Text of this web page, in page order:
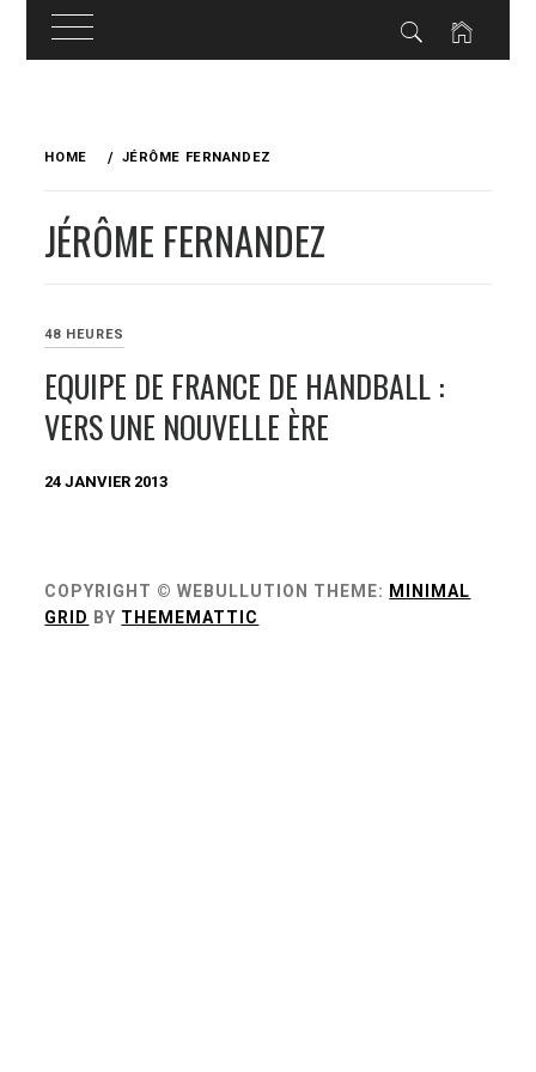
HOME JÉRÔME FERNANDEZ
JÉRÔME FERNANDEZ
48 HEURES
EQUIPE DE FRANCE DE HANDBALL :
VERS UNE NOUVELLE ÈRE
24 JANVIER 2013
COPYRIGHT © WEBULLUTION THEME: MINIMAL
GRID BY THEMEMATTIC